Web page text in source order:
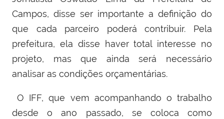
Campos, disse ser importante a definição do
que cada parceiro poderá contribuir. Pela
prefeitura, ela disse haver total interesse no
projeto, mas que ainda será necessário
analisar as condições orçamentárias.
O IFF, que vem acompanhando o trabalho
desde o ano passado, se coloca como